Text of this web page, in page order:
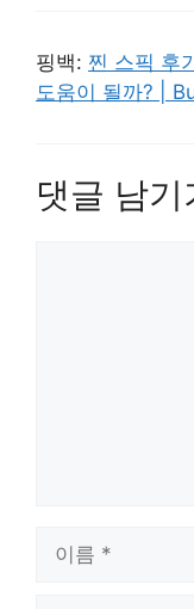
핑백: 찐 스픽 후
도움이 될까? |
댓글 남기